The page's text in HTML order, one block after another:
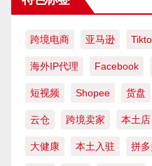
跨境电商 亚马逊
海外IP代理 Facebook
短视频 Shopee 货盘
云仓 跨境卖家 本土店
大健康 本土入驻 拼